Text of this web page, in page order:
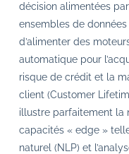
décision alimentées par
ensembles de
d’alimenter des
automatique pour
risque de crédit et la
client (Customer
illustre parfaitement la
capacités « edge »
naturel (NLP) et